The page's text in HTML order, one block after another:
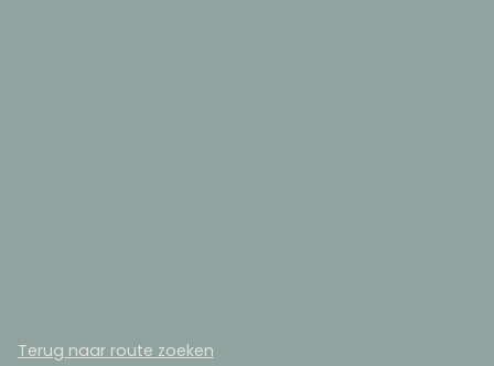
Terug naar route zoeken